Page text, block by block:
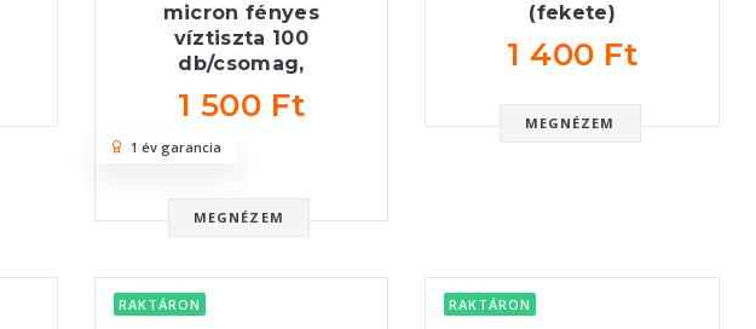
micron fényes
víztiszta 100
db/csomag,
1 500 Ft
MEGNÉZEM
1 év garancia
(fekete)
1 400 Ft
MEGNÉZEM
RAKTÁRON RAKTÁRON